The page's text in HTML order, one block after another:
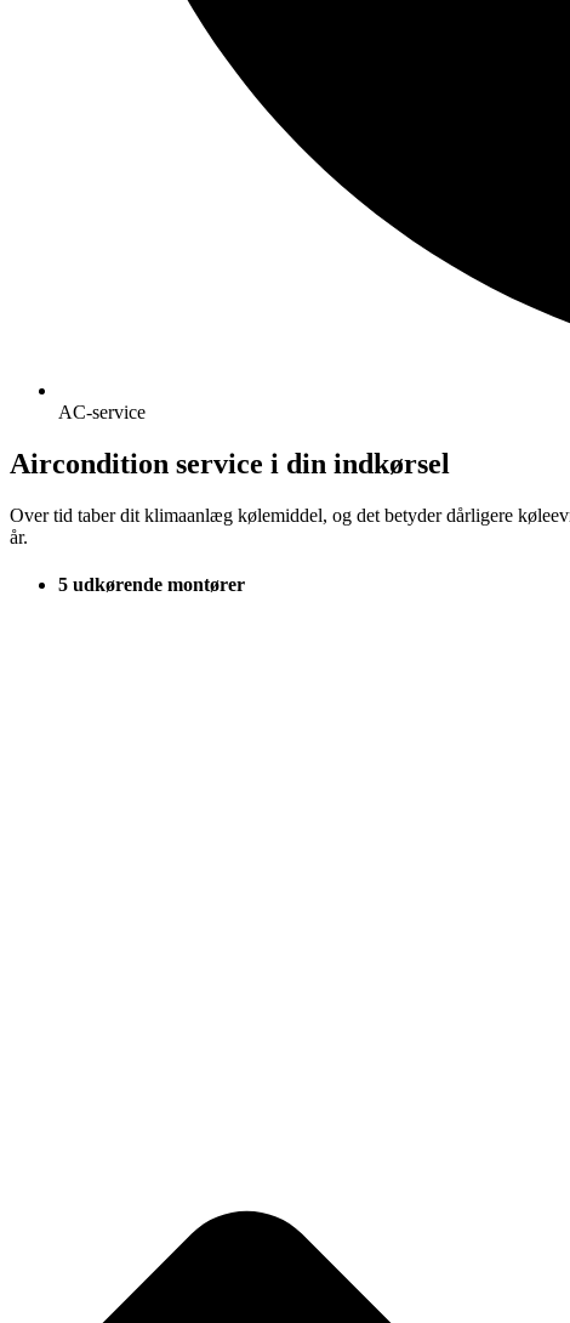
AC-service
Aircondition service i din indkørsel
Over tid taber dit klimaanlæg kølemiddel, og det betyder dårligere
år.
5 udkørende montører